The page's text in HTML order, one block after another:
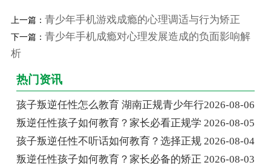
上一篇： 青少年手机游戏成瘾的心理调适与行为矫正
下一篇： 青少年手机成瘾对心理发展造成的负面影响解
析
热门资讯
孩子叛逆任性怎么教育 湖南正规青少年行2026-08-06
叛逆任性孩子如何教育？家长必看正规学 2026-08-05
孩子叛逆任性不听话如何教育？选择正规 2026-08-04
叛逆任性孩子如何教育？家长必备的矫正 2026-08-03